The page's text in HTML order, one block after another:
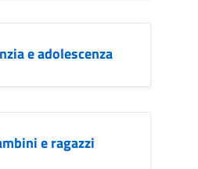
e adolescenza
e ragazzi